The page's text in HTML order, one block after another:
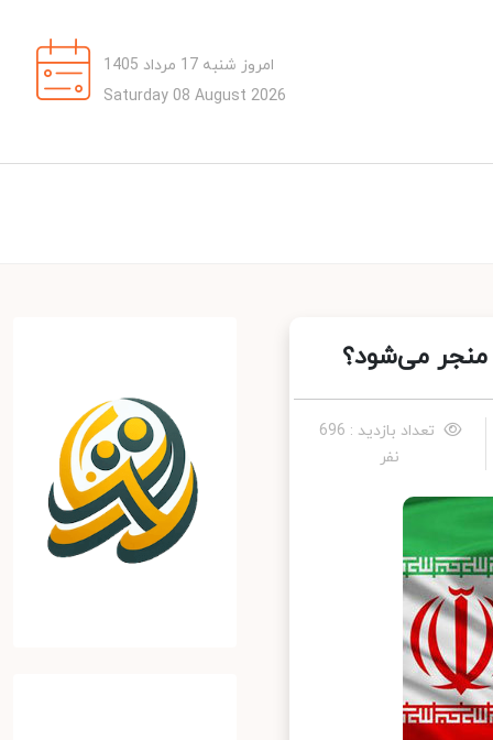
امروز شنبه 17 مرداد 1405
Saturday 08 August 2026
می‌شود؟
تعداد بازدید : 696
نفر